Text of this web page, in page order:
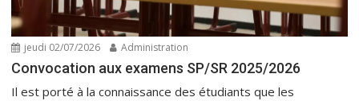
jeudi 02/07/2026 Administration
Convocation aux examens SP/SR 2025/2026
Il est porté à la connaissance des étudiants que les